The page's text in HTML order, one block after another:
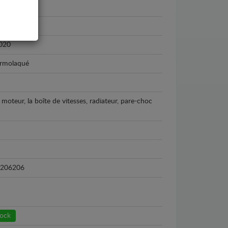
moteur, la boîte de vitesses, radiateur, pare-choc